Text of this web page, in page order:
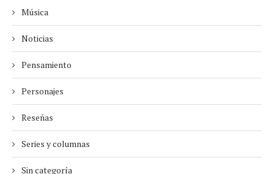
Música
Noticias
Pensamiento
Personajes
Reseñas
Series y columnas
Sin categoría